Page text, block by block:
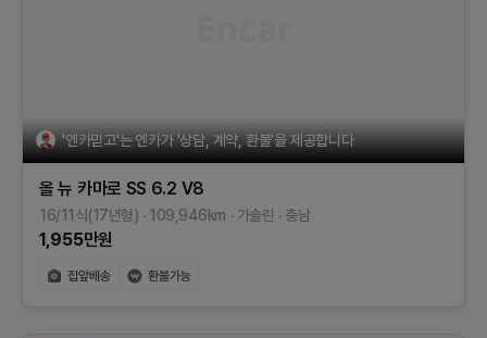
'엔카믿고'는 엔카가 '상담, 계약, 환불'을 제공합니다
올 뉴 카마로 SS 6.2 V8
16/11식(17년형) 109,946km 가솔린 충남
1,955만원